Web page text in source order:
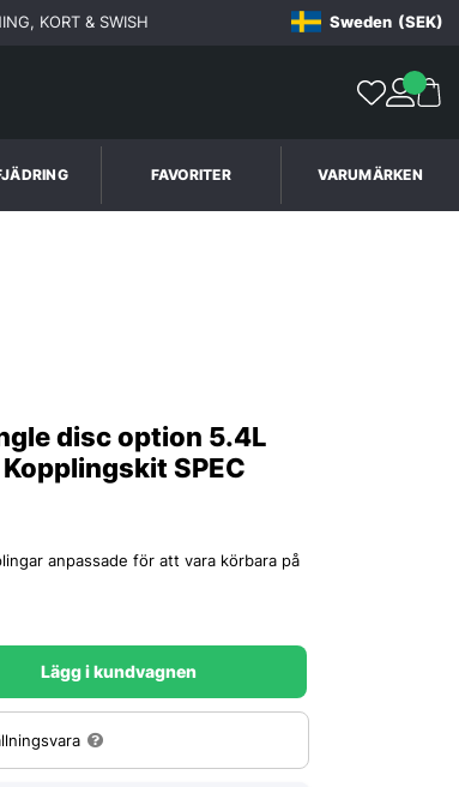
KORT & SWISH Sweden (SEK)
FAVORITER VARUMÄRKEN
disc option 5.4L
SPEC
anpassade för att vara körbara på
Lägg i kundvagnen